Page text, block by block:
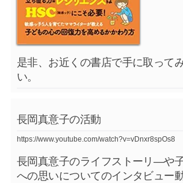
是非、お近くの書店で手に取って
い。
長岡真意子の活動
https://www.youtube.com/watch?v=vDnxr8spOs8
長岡真意子のライフストーリ―や
への思いについてのインタビュー